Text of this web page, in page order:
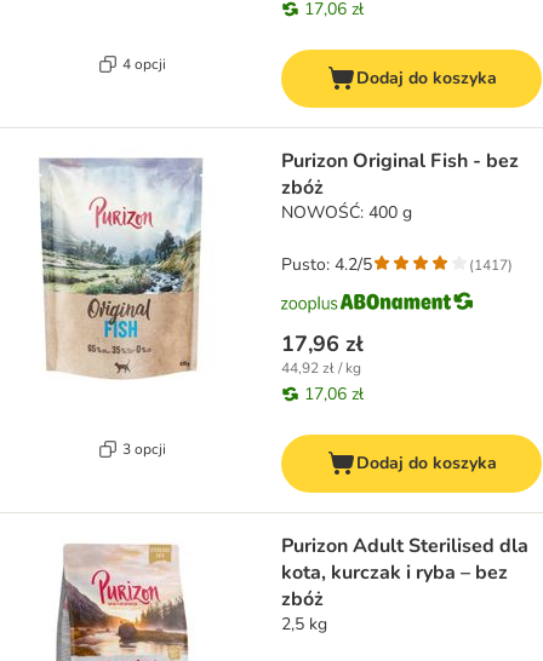
4 opcji
17,06 zł
Dodaj do koszyka
3 opcji
Purizon Original Fish - bez
zbóż
NOWOŚĆ: 400 g
17,96 zł
44,92 zł / kg
17,06 zł
Pusto: 4.2/5 (1417)
Dodaj do koszyka
Purizon Adult Sterilised dla
kota, kurczak i ryba – bez
zbóż
2,5 kg